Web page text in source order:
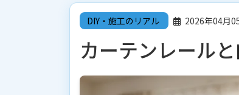
DIY・施工のリアル 2026年04月
カーテンレール